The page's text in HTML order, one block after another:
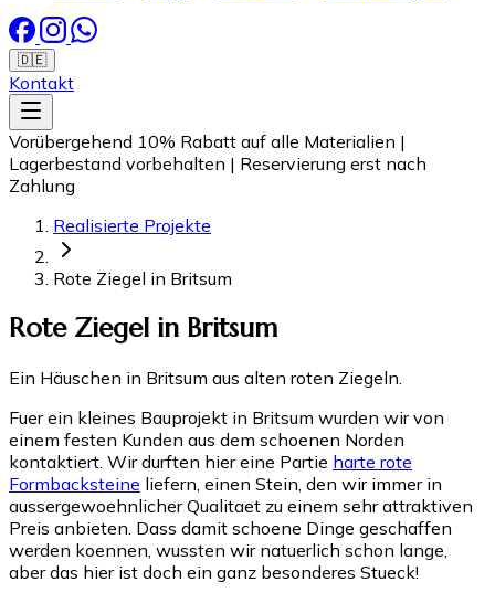
🇩🇪
Kontakt
Vorübergehend 10% Rabatt auf alle Materialien |
Lagerbestand vorbehalten | Reservierung erst nach
Zahlung
Realisierte Projekte
Rote Ziegel in Britsum
Rote Ziegel in Britsum
Ein Häuschen in Britsum aus alten roten Ziegeln.
Fuer ein kleines Bauprojekt in Britsum wurden wir von
einem festen Kunden aus dem schoenen Norden
kontaktiert. Wir durften hier eine Partie harte rote
Formbacksteine liefern, einen Stein, den wir immer in
aussergewoehnlicher Qualitaet zu einem sehr attraktiven
Preis anbieten. Dass damit schoene Dinge geschaffen
werden koennen, wussten wir natuerlich schon lange,
aber das hier ist doch ein ganz besonderes Stueck!